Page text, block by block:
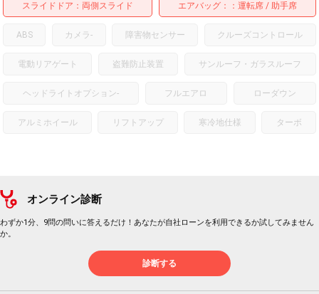
スライドドア 両側スライド エアバッグ： 運転席 助手席
ABS カメラ- 障害物センサー クルーズコントロール
電動リアゲート 盗難防止装置 サンルーフ・ガラスルーフ
ヘッドライトオプション- フルエアロ ローダウン
アルミホイール リフトアップ 寒冷地仕様 ターボ
オンライン診断
わずか1分、9問の問いに答えるだけ！あなたが自社ローンを利用できるか試してみません
か。
診断する